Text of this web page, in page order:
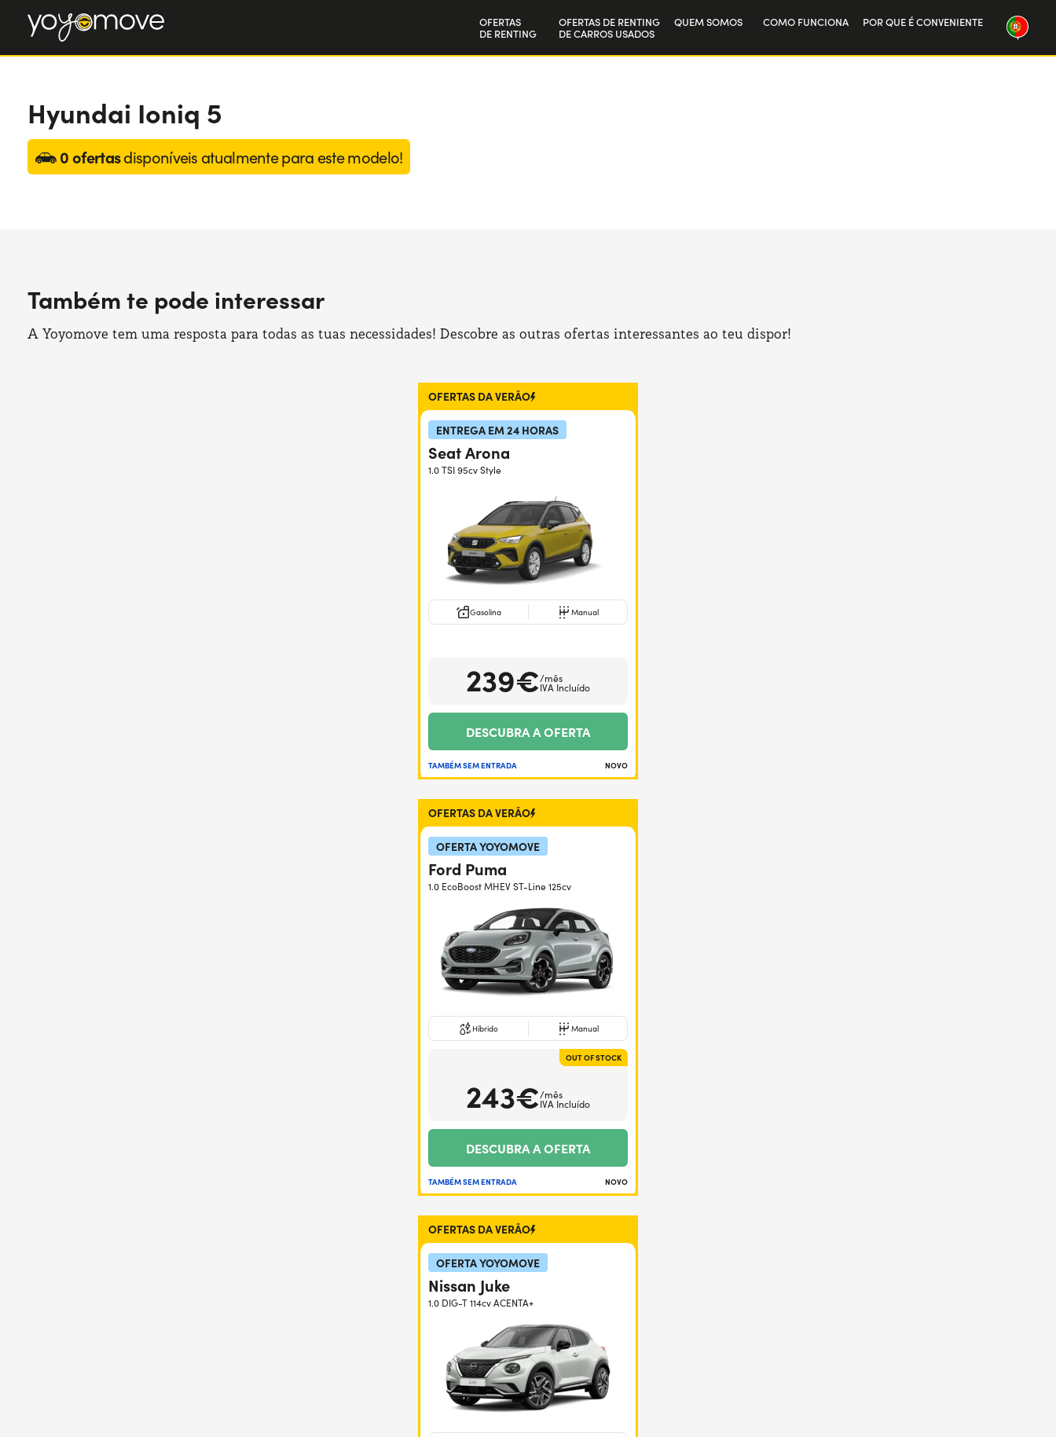
OFERTAS
DE RENTING
OFERTAS DE RENTING
DE CARROS USADOS
QUEM SOMOS COMO FUNCIONA POR QUE É CONVENIENTE
Hyundai Ioniq 5
0 ofertasdisponíveis atualmente para este modelo!
Também te pode interessar
A Yoyomove tem uma resposta para todas as tuas necessidades! Descobre as outras ofertas interessantes ao teu dispor!
OFERTAS DA VERÃO
ENTREGA EM 24 HORAS
Seat Arona
1.0 TSI 95cv Style
Gasolina Manual
239€/mês
IVA Incluído
DESCUBRA A OFERTA
TAMBÉM SEM ENTRADA NOVO
OFERTAS DA VERÃO
OFERTA YOYOMOVE
Ford Puma
1.0 EcoBoost MHEV ST-Line 125cv
Híbrido Manual
OUT OF STOCK
243€/mês
IVA Incluído
DESCUBRA A OFERTA
TAMBÉM SEM ENTRADA NOVO
OFERTAS DA VERÃO
OFERTA YOYOMOVE
Nissan Juke
1.0 DIG-T 114cv ACENTA+